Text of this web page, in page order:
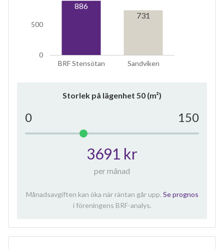
BRF Stensötan Sandviken
0
500
886
731
Storlek på lägenhet 50 (m²)
0 150
3691 kr
per månad
Månadsavgiften kan öka när räntan går upp. Se prognos
i föreningens BRF-analys.